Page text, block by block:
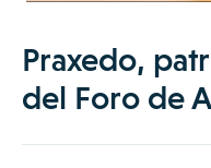
Praxedo,
del Foro de